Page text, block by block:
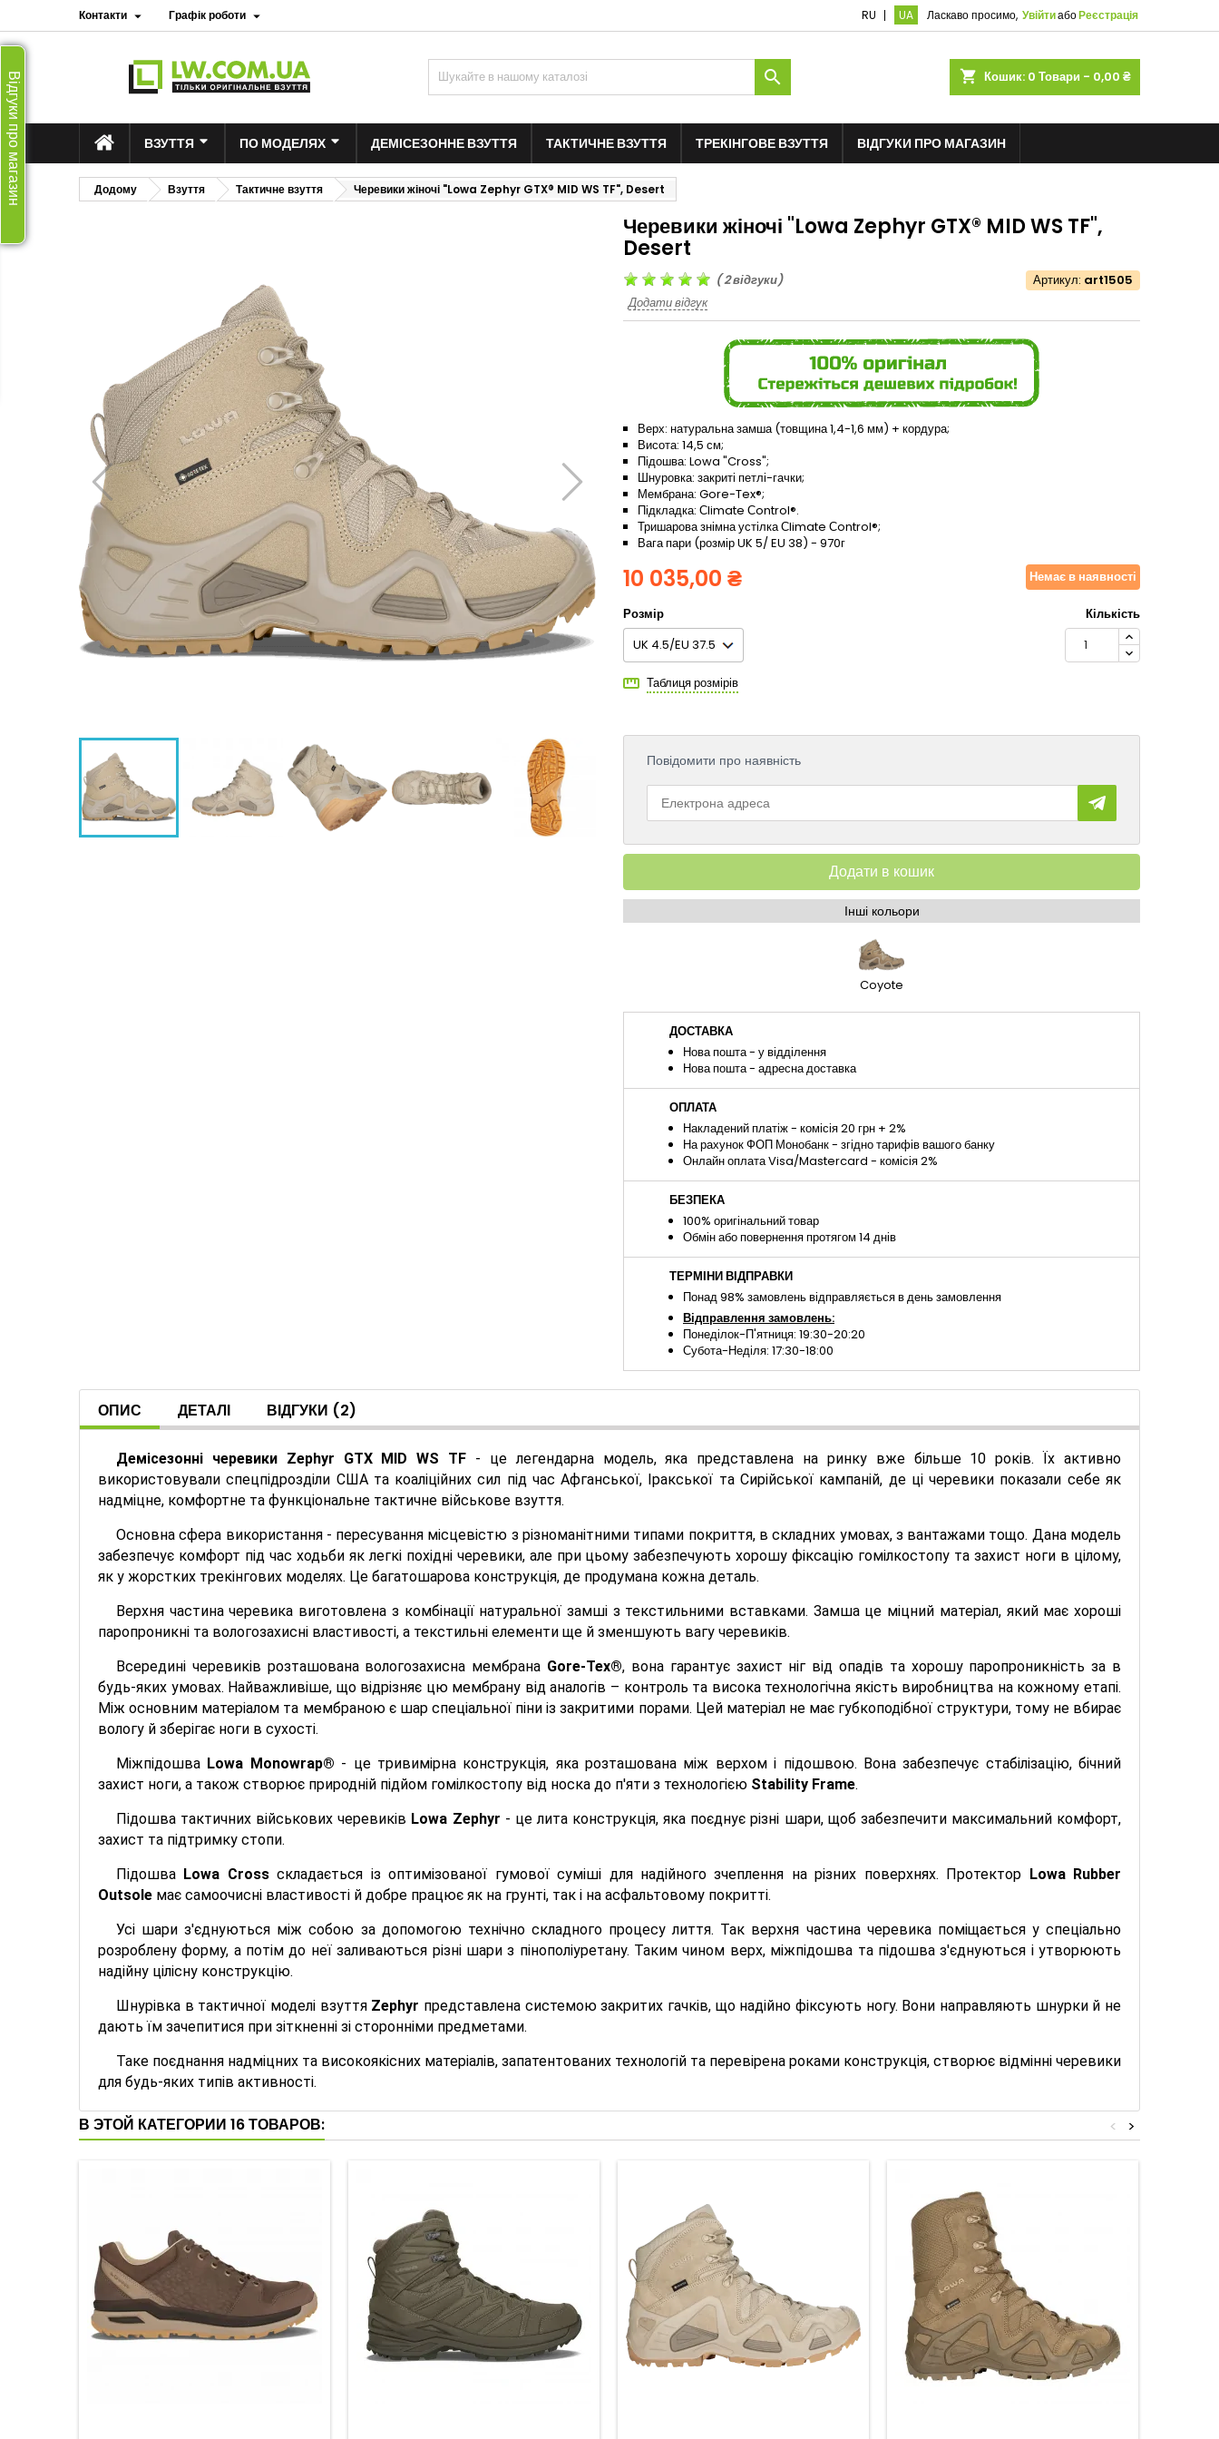
Контакти  Графік роботи  Ласкаво просимо, УвійтиабоРеєстрація
RU UA
shopping_cart Кошик: 0 Товари - 0,00 ₴

ВЗУТТЯ ПО МОДЕЛЯХ ДЕМІСЕЗОННЕ ВЗУТТЯ ТАКТИЧНЕ ВЗУТТЯ ТРЕКІНГОВЕ ВЗУТТЯ ВІДГУКИ ПРО МАГАЗИН
Додому Взуття Тактичне взуття Черевики жіночі "Lowa Zephyr GTX® MID WS TF", Desert
Черевики жіночі "Lowa Zephyr GTX® MID WS TF",
Desert
(2відгуки)
Додати відгук
Артикул: art1505
Верх: натуральна замша (товщина 1,4-1,6 мм) + кордура;
Висота: 14,5 см;
Підошва: Lowa "Cross";
Шнуровка: закриті петлі-гачки;
Мембрана: Gore-Tex®;
Підкладка: Сlimate Сontrol®.
Тришарова знімна устілка Сlimate Сontrol®;
Вага пари (розмір UK 5/ EU 38) - 970г
10 035,00 ₴ Немає в наявності
Розмір
Таблиця розмірів
Кількість
Повідомити про наявність
Додати в кошик
Інші кольори
Coyote
ДОСТАВКА
Нова пошта - у відділення
Нова пошта - адресна доставка
ОПЛАТА
Накладений платіж - комісія 20 грн + 2%
На рахунок ФОП Монобанк - згідно тарифів вашого банку
Онлайн оплата Visa/Mastercard - комісія 2%
БЕЗПЕКА
100% оригінальний товар
Обмін або повернення протягом 14 днів
ТЕРМІНИ ВІДПРАВКИ
Понад 98% замовлень відправляється в день замовлення
Відправлення замовлень:
Понеділок-П'ятниця: 19:30-20:20
Субота-Неділя: 17:30-18:00
ОПИС ДЕТАЛІ ВІДГУКИ (2)
Демісезонні черевики Zephyr GTX MID WS TF - це легендарна модель, яка представлена ​​на ринку вже більше 10 років. Їх активно
використовували спецпідрозділи США та коаліційних сил під час Афганської, Іракської та Сирійської кампаній, де ці черевики показали себе як
надміцне, комфортне та функціональне тактичне військове взуття.
Основна сфера використання - пересування місцевістю з різноманітними типами покриття, в складних умовах, з вантажами тощо. Дана модель
забезпечує комфорт під час ходьби як легкі похідні черевики, але при цьому забезпечують хорошу фіксацію гомілкостопу та захист ноги в цілому,
як у жорстких трекінгових моделях. Це багатошарова конструкція, де продумана кожна деталь.
Верхня частина черевика виготовлена ​​з комбінації натуральної замші з текстильними вставками. Замша це міцний матеріал, який має хороші
паропроникні та вологозахисні властивості, а текстильні елементи ще й зменшують вагу черевиків.
Всередині черевиків розташована вологозахисна мембрана Gore-Tex®, вона гарантує захист ніг від опадів та хорошу паропроникність за в
будь-яких умовах. Найважливіше, що відрізняє цю мембрану від аналогів – контроль та висока технологічна якість виробництва на кожному етапі.
Між основним матеріалом та мембраною є шар спеціальної піни із закритими порами. Цей матеріал не має губкоподібної структури, тому не вбирає
вологу й зберігає ноги в сухості.
Міжпідошва Lowa Monowrap® - це тривимірна конструкція, яка розташована між верхом і підошвою. Вона забезпечує стабілізацію, бічний
захист ноги, а також створює природній підйом гомілкостопу від носка до п'яти з технологією Stability Frame.
Підошва тактичних військових черевиків Lowa Zephyr - це лита конструкція, яка поєднує різні шари, щоб забезпечити максимальний комфорт,
захист та підтримку стопи.
Підошва Lowa Crossскладається із оптимізованої гумової суміші для надійного зчеплення на різних поверхнях. Протектор Lowa Rubber
Outsole має самоочисні властивості й добре працює як на грунті, так і на асфальтовому покритті.
Усі шари з'єднуються між собою за допомогою технічно складного процесу лиття. Так верхня частина черевика поміщається у спеціально
розроблену форму, а потім до неї заливаються різні шари з пінополіуретану. Таким чином верх, міжпідошва та підошва з'єднуються і утворюють
надійну цілісну конструкцію.
Шнурівка в тактичної моделі взуття Zephyr представлена системою закритих гачків, що надійно фіксують ногу. Вони направляють шнурки й не
дають їм зачепитися при зіткненні зі сторонніми предметами.
Таке поєднання надміцних та високоякісних матеріалів, запатентованих технологій та перевірена роками конструкція, створює відмінні черевики
для будь-яких типів активності.
В ЭТОЙ КАТЕГОРИИ 16 ТОВАРОВ: >
<
Відгуки про магазин